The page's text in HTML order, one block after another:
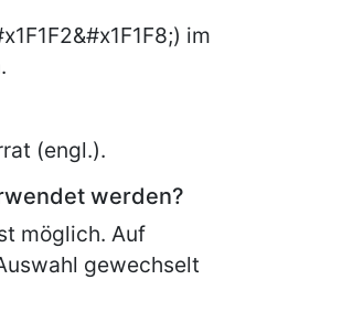
im
(engl.).
werden?
möglich. Auf
gewechselt